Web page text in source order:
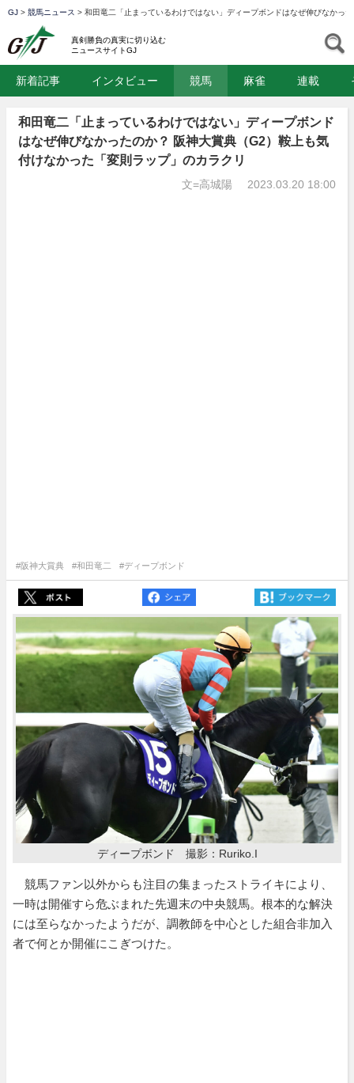
GJ > 競馬ニュース > 和田竜二「止まっているわけではない」ディープボンドはなぜ伸びなかっ
真剣勝負の真実に切り込む
ニュースサイトGJ
新着記事 インタビュー 競馬 麻雀 連載
和田竜二「止まっているわけではない」ディープボンド
はなぜ伸びなかったのか？ 阪神大賞典（G2）鞍上も気
付けなかった「変則ラップ」のカラクリ
文=高城陽 2023.03.20 18:00
#阪神大賞典 #和田竜二 #ディープボンド
ディープボンド 撮影：Ruriko.I
競馬ファン以外からも注目の集まったストライキにより、
一時は開催すら危ぶまれた先週末の中央競馬。根本的な解決
には至らなかったようだが、調教師を中心とした組合非加入
者で何とか開催にこぎつけた。